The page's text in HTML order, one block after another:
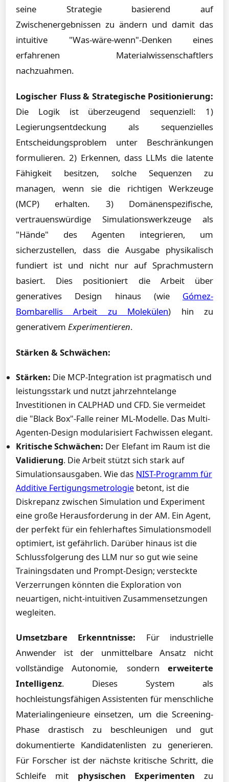
seine Strategie basierend auf
Zwischenergebnissen zu ändern und damit das
intuitive "Was-wäre-wenn"-Denken eines
erfahrenen Materialwissenschaftlers
nachzuahmen.
Logischer Fluss & Strategische Positionierung:
Die Logik ist überzeugend sequenziell: 1)
Legierungsentdeckung als sequenzielles
Entscheidungsproblem unter Beschränkungen
formulieren. 2) Erkennen, dass LLMs die latente
Fähigkeit besitzen, solche Sequenzen zu
managen, wenn sie die richtigen Werkzeuge
(MCP) erhalten. 3) Domänenspezifische,
vertrauenswürdige Simulationswerkzeuge als
"Hände" des Agenten integrieren, um
sicherzustellen, dass die Ausgabe physikalisch
fundiert ist und nicht nur auf Sprachmustern
basiert. Dies positioniert die Arbeit über
generatives Design hinaus (wie Gómez-
Bombarellis Arbeit zu Molekülen) hin zu
generativem Experimentieren.
Stärken & Schwächen:
Stärken: Die MCP-Integration ist pragmatisch und
leistungsstark und nutzt jahrzehntelange
Investitionen in CALPHAD und CFD. Sie vermeidet
die "Black Box"-Falle reiner ML-Modelle. Das Multi-
Agenten-Design modularisiert Fachwissen elegant.
Kritische Schwächen: Der Elefant im Raum ist die
Validierung. Die Arbeit stützt sich stark auf
Simulationsausgaben. Wie das NIST-Programm für
Additive Fertigungsmetrologie betont, ist die
Diskrepanz zwischen Simulation und Experiment
eine große Herausforderung in der AM. Ein Agent,
der perfekt für ein fehlerhaftes Simulationsmodell
optimiert, ist gefährlich. Darüber hinaus ist die
Schlussfolgerung des LLM nur so gut wie seine
Trainingsdaten und Prompt-Design; versteckte
Verzerrungen könnten die Exploration von
neuartigen, nicht-intuitiven Zusammensetzungen
wegleiten.
Umsetzbare Erkenntnisse: Für industrielle
Anwender ist der unmittelbare Ansatz nicht
vollständige Autonomie, sondern erweiterte
Intelligenz. Dieses System als
hochleistungsfähigen Assistenten für menschliche
Materialingenieure einsetzen, um die Screening-
Phase drastisch zu beschleunigen und gut
dokumentierte Kandidatenlisten zu generieren.
Für Forscher ist der nächste kritische Schritt, die
Schleife mit physischen Experimenten zu